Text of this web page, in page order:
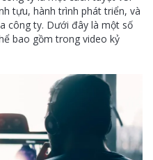
tựu, hành trình phát triển, và
công ty. Dưới đây là một số
bao gồm trong video kỷ